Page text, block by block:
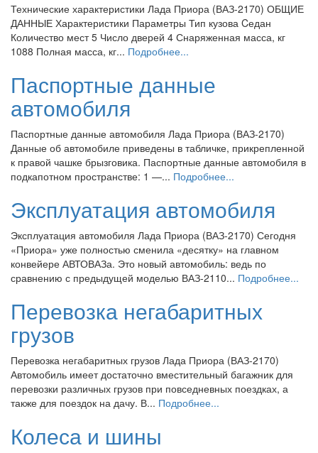
Технические характеристики Лада Приора (ВАЗ-2170) ОБЩИЕ
ДАННЫЕ Характеристики Параметры Тип кузова Cедан
Количество мест 5 Число дверей 4 Снаряженная масса, кг
1088 Полная масса, кг... Подробнее...
Паспортные данные
автомобиля
Паспортные данные автомобиля Лада Приора (ВАЗ-2170)
Данные об автомобиле приведены в табличке, прикрепленной
к правой чашке брызговика. Паспортные данные автомобиля в
подкапотном пространстве: 1 —... Подробнее...
Эксплуатация автомобиля
Эксплуатация автомобиля Лада Приора (ВАЗ-2170) Сегодня
«Приора» уже полностью сменила «десятку» на главном
конвейере АВТОВАЗа. Это новый автомобиль: ведь по
сравнению с предыдущей моделью ВАЗ-2110... Подробнее...
Перевозка негабаритных
грузов
Перевозка негабаритных грузов Лада Приора (ВАЗ-2170)
Автомобиль имеет достаточно вместительный багажник для
перевозки различных грузов при повседневных поездках, а
также для поездок на дачу. В... Подробнее...
Колеса и шины